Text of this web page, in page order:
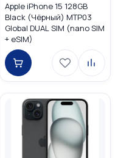
Apple iPhone 15 128GB
Black (Чёрный) MTP03
Global DUAL SIM (nano SIM
+ eSIM)